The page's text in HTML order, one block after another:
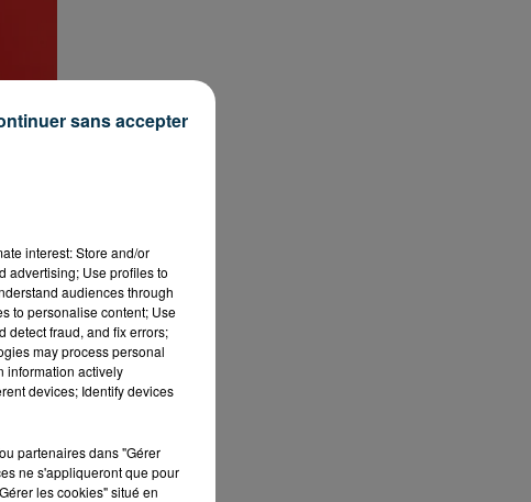
interest: Store and/or
advertising; Use profiles to
audiences through
to personalise content; Use
detect fraud, and fix errors;
may process personal
information actively
devices; Identify devices
partenaires dans "Gérer
ne s'appliqueront que pour
les cookies" situé en
sans accepter